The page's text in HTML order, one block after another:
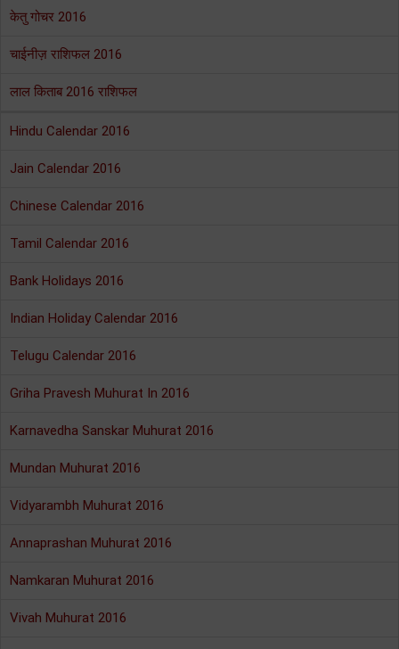
केतु गोचर 2016
चाईनीज़ राशिफल 2016
लाल किताब 2016 राशिफल
Hindu Calendar 2016
Jain Calendar 2016
Chinese Calendar 2016
Tamil Calendar 2016
Bank Holidays 2016
Indian Holiday Calendar 2016
Telugu Calendar 2016
Griha Pravesh Muhurat In 2016
Karnavedha Sanskar Muhurat 2016
Mundan Muhurat 2016
Vidyarambh Muhurat 2016
Annaprashan Muhurat 2016
Namkaran Muhurat 2016
Vivah Muhurat 2016